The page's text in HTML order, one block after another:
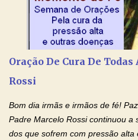
Fique com a paz de Jesus e o
Fé Oração do Estudante I
inteligente. Prova isto é o fato de
o Senhor. Obrigado pelo dom da
de estudar. Mas, como o Senhor
sempre é fácil. A rotina cansa e o
Oração De Cura De
Rossi
Bom dia irmãs e irmãos de fé!
Padre Marcelo Rossi continuou a
dos que sofrem com pressão